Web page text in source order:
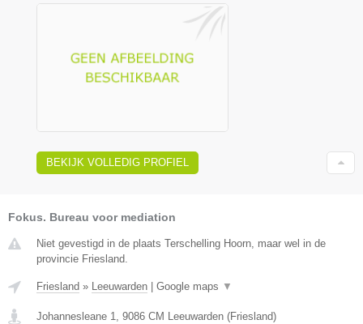
BEKIJK VOLLEDIG PROFIEL
Fokus. Bureau voor mediation
Niet gevestigd in de plaats Terschelling Hoorn, maar wel in de
provincie Friesland.
Friesland » Leeuwarden Google maps ▼
Johannesleane 1 9086 CM Leeuwarden (Friesland)